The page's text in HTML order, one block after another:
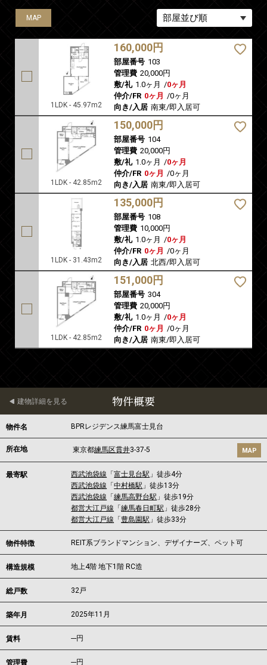
MAP
1LDK - 45.97m2
160,000円
部屋番号 103
管理費 20,000円
敷/礼 1.0ヶ月 /0ヶ月
仲介/FR 0ヶ月 /0ヶ月
向き/入居 南東/即入居可
MAP
1LDK - 42.85m2
150,000円
部屋番号 104
管理費 20,000円
敷/礼 1.0ヶ月 /0ヶ月
仲介/FR 0ヶ月 /0ヶ月
向き/入居 南東/即入居可
MAP
1LDK - 31.43m2
135,000円
部屋番号 108
管理費 10,000円
敷/礼 1.0ヶ月 /0ヶ月
仲介/FR 0ヶ月 /0ヶ月
向き/入居 北西/即入居可
MAP
1LDK - 42.85m2
151,000円
部屋番号 304
管理費 20,000円
敷/礼 1.0ヶ月 /0ヶ月
仲介/FR 0ヶ月 /0ヶ月
向き/入居 南東/即入居可
物件概要
建物詳細を見る
物件名 BPRレジデンス練馬富士見台
所在地 東京都練馬区貫井3-37-5 MAP
最寄駅 西武池袋線 「富士見台駅 」徒歩4分
西武池袋線 「中村橋駅 」徒歩13分
西武池袋線 「練馬高野台駅 」徒歩19分
都営大江戸線 「練馬春日町駅 」徒歩28分
都営大江戸線 「 豊島園駅 」徒歩33分
物件特徴 REIT系ブランドマンション、デザイナーズ、ペット可
構造規模 地上4階 地下1階 RC造
総戸数 32戸
築年月 2025年11月
賃料 ---円
管理費 ---円